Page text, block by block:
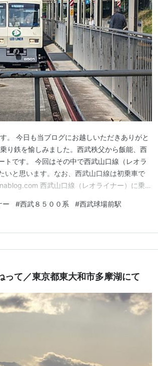
。 今日も当ブログにお越しいただきありがと
り鉄を愉しみました。西武秩父から飯能、西
トです。 今回はその中で西武山口線（レオラ
いと思います。なお、西武山口線は初乗車で
西武山口線（レオライナー）に乗る
有ります。ホームは島式で１面２線の構造。
ー #西武８５００系 #西武球場前駅
って／東京都東大和市多摩湖にて